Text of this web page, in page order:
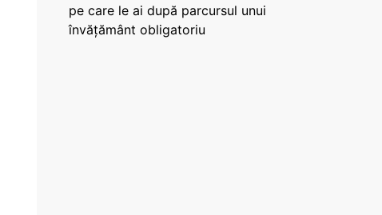
pe care le ai după parcursul unui
învățământ obligatoriu